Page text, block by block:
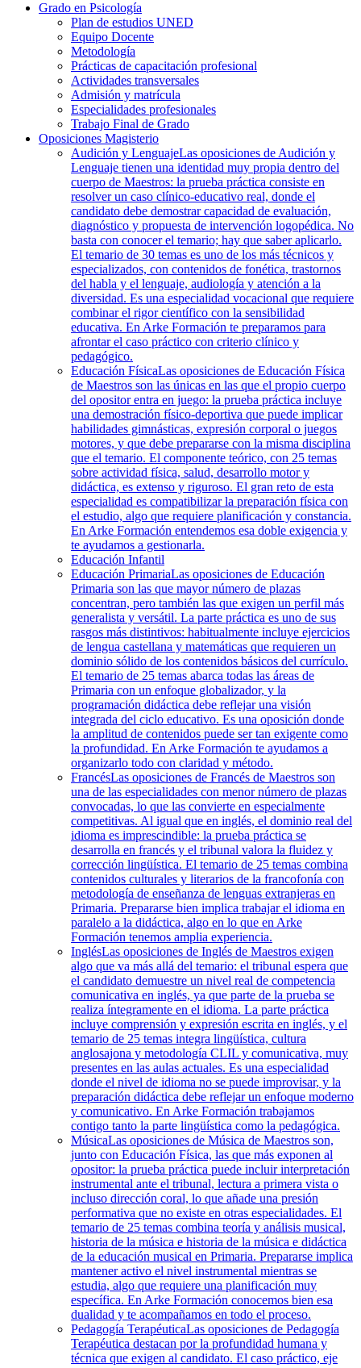
Grado en Psicología
Plan de estudios UNED
Equipo Docente
Metodología
Prácticas de capacitación profesional
Actividades transversales
Admisión y matrícula
Especialidades profesionales
Trabajo Final de Grado
Oposiciones Magisterio
Audición y LenguajeLas oposiciones de Audición y
Lenguaje tienen una identidad muy propia dentro del
cuerpo de Maestros: la prueba práctica consiste en
resolver un caso clínico-educativo real, donde el
candidato debe demostrar capacidad de evaluación,
diagnóstico y propuesta de intervención logopédica. No
basta con conocer el temario; hay que saber aplicarlo.
El temario de 30 temas es uno de los más técnicos y
especializados, con contenidos de fonética, trastornos
del habla y el lenguaje, audiología y atención a la
diversidad. Es una especialidad vocacional que requiere
combinar el rigor científico con la sensibilidad
educativa. En Arke Formación te preparamos para
afrontar el caso práctico con criterio clínico y
pedagógico.
Educación FísicaLas oposiciones de Educación Física
de Maestros son las únicas en las que el propio cuerpo
del opositor entra en juego: la prueba práctica incluye
una demostración físico-deportiva que puede implicar
habilidades gimnásticas, expresión corporal o juegos
motores, y que debe prepararse con la misma disciplina
que el temario. El componente teórico, con 25 temas
sobre actividad física, salud, desarrollo motor y
didáctica, es extenso y riguroso. El gran reto de esta
especialidad es compatibilizar la preparación física con
el estudio, algo que requiere planificación y constancia.
En Arke Formación entendemos esa doble exigencia y
te ayudamos a gestionarla.
Educación Infantil
Educación PrimariaLas oposiciones de Educación
Primaria son las que mayor número de plazas
concentran, pero también las que exigen un perfil más
generalista y versátil. La parte práctica es uno de sus
rasgos más distintivos: habitualmente incluye ejercicios
de lengua castellana y matemáticas que requieren un
dominio sólido de los contenidos básicos del currículo.
El temario de 25 temas abarca todas las áreas de
Primaria con un enfoque globalizador, y la
programación didáctica debe reflejar una visión
integrada del ciclo educativo. Es una oposición donde
la amplitud de contenidos puede ser tan exigente como
la profundidad. En Arke Formación te ayudamos a
organizarlo todo con claridad y método.
FrancésLas oposiciones de Francés de Maestros son
una de las especialidades con menor número de plazas
convocadas, lo que las convierte en especialmente
competitivas. Al igual que en inglés, el dominio real del
idioma es imprescindible: la prueba práctica se
desarrolla en francés y el tribunal valora la fluidez y
corrección lingüística. El temario de 25 temas combina
contenidos culturales y literarios de la francofonía con
metodología de enseñanza de lenguas extranjeras en
Primaria. Prepararse bien implica trabajar el idioma en
paralelo a la didáctica, algo en lo que en Arke
Formación tenemos amplia experiencia.
InglésLas oposiciones de Inglés de Maestros exigen
algo que va más allá del temario: el tribunal espera que
el candidato demuestre un nivel real de competencia
comunicativa en inglés, ya que parte de la prueba se
realiza íntegramente en el idioma. La parte práctica
incluye comprensión y expresión escrita en inglés, y el
temario de 25 temas integra lingüística, cultura
anglosajona y metodología CLIL y comunicativa, muy
presentes en las aulas actuales. Es una especialidad
donde el nivel de idioma no se puede improvisar, y la
preparación didáctica debe reflejar un enfoque moderno
y comunicativo. En Arke Formación trabajamos
contigo tanto la parte lingüística como la pedagógica.
MúsicaLas oposiciones de Música de Maestros son,
junto con Educación Física, las que más exponen al
opositor: la prueba práctica puede incluir interpretación
instrumental ante el tribunal, lectura a primera vista o
incluso dirección coral, lo que añade una presión
performativa que no existe en otras especialidades. El
temario de 25 temas combina teoría y análisis musical,
historia de la música e historia de la música e didáctica
de la educación musical en Primaria. Prepararse implica
mantener activo el nivel instrumental mientras se
estudia, algo que requiere una planificación muy
específica. En Arke Formación conocemos bien esa
dualidad y te acompañamos en todo el proceso.
Pedagogía TerapéuticaLas oposiciones de Pedagogía
Terapéutica destacan por la profundidad humana y
técnica que exigen al candidato. El caso práctico, eje